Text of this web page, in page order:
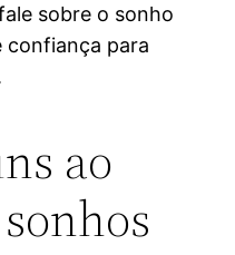
sobre o sonho
confiança para
ao